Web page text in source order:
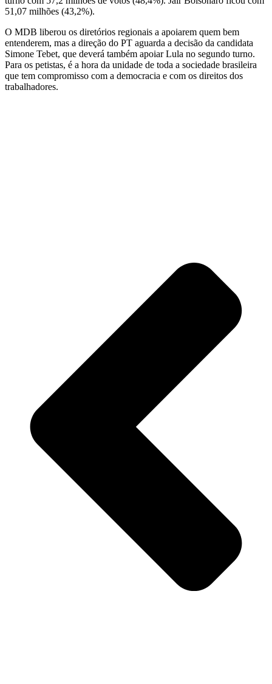
51,07 milhões (43,2%).
O MDB liberou os diretórios regionais a apoiarem quem bem
entenderem, mas a direção do PT aguarda a decisão da candidata
Simone Tebet, que deverá também apoiar Lula no segundo turno.
Para os petistas, é a hora da unidade de toda a sociedade brasileira
que tem compromisso com a democracia e com os direitos dos
trabalhadores.